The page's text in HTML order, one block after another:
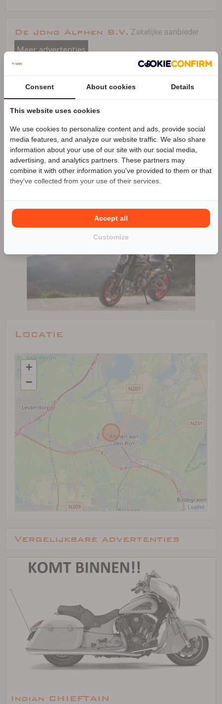
De Jong Alphen B.V. Zakelijke aanbieder
Meer advertenties
0172 - 49 20 36
Locatie
+
−
Leaflet
Vergelijkbare advertenties
Indian CHIEFTAIN
Speciale Motor2go prijs
Benieuwd naar de speciale Motor2go prijs? Bel
- 49 20 36
Consent About cookies Details
This website uses cookies
We use cookies to personalize content and ads, provide social
media features, and analyze our website traffic. We also share
information about your use of our site with our social media,
advertising, and analytics partners. These partners may
combine it with other information you've provided to them or that
they've collected from your use of their services.
Customize
Accept all